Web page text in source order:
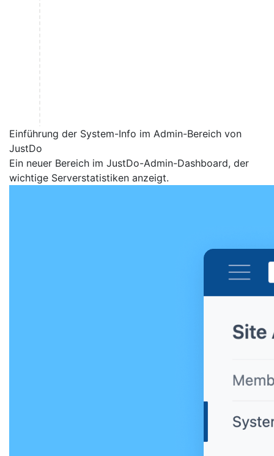
Einführung der System-Info im Admin-Bereich von
JustDo
Ein neuer Bereich im JustDo-Admin-Dashboard, der
wichtige Serverstatistiken anzeigt.